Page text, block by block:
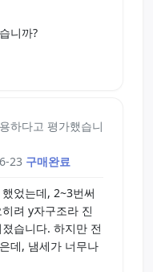
니까?
하다고 평가했습니
23 구매완료
었는데, 2~3번써
려 y자구조라 진
습니다. 하지만 전
데, 냄세가 너무나